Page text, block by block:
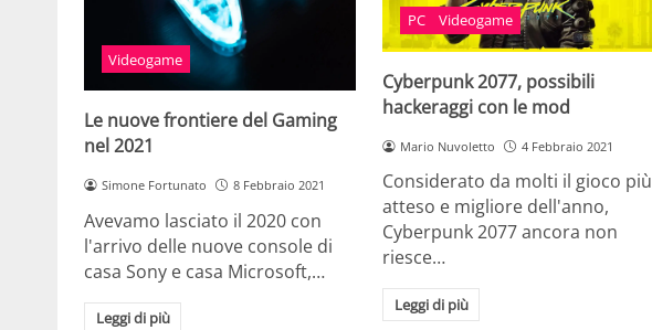
Videogame
Le nuove frontiere del Gaming
nel 2021
Simone Fortunato 8 Febbraio 2021
Avevamo lasciato il 2020 con
l'arrivo delle nuove console di
casa Sony e casa Microsoft,…
Leggi di più
PC Videogame
Cyberpunk 2077, possibili
hackeraggi con le mod
Mario Nuvoletto 4 Febbraio 2021
Considerato da molti il gioco più
atteso e migliore dell'anno,
Cyberpunk 2077 ancora non
riesce…
Leggi di più